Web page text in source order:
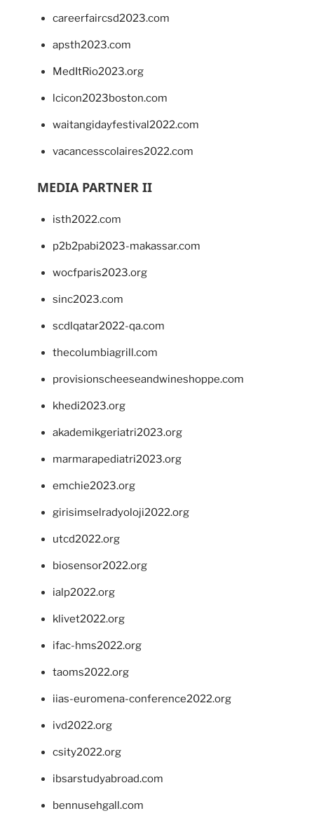
careerfaircsd2023.com
apsth2023.com
MedItRio2023.org
lcicon2023boston.com
waitangidayfestival2022.com
vacancesscolaires2022.com
MEDIA PARTNER II
isth2022.com
p2b2pabi2023-makassar.com
wocfparis2023.org
sinc2023.com
scdlqatar2022-qa.com
thecolumbiagrill.com
provisionscheeseandwineshoppe.com
khedi2023.org
akademikgeriatri2023.org
marmarapediatri2023.org
emchie2023.org
girisimselradyoloji2022.org
utcd2022.org
biosensor2022.org
ialp2022.org
klivet2022.org
ifac-hms2022.org
taoms2022.org
iias-euromena-conference2022.org
ivd2022.org
csity2022.org
ibsarstudyabroad.com
bennusehgall.com